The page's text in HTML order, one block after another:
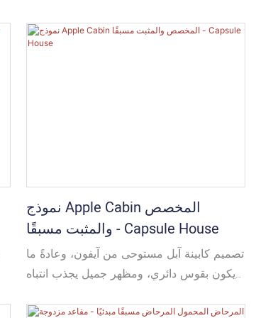
يمكن فرد الأجنحة، مما يسمح بتوسيع المساحة
نموذج Apple Cabin المخصص
والمثبت مسبقًا - Capsule House
تصميم كابينة آبل مستوحى من آيفون، وعادةً ما
يكون بقوس دائري، ومظهر جميل يجذب انتباه
مواد فولاذية خفيفة الوزن، بالإضافة إلى مواد